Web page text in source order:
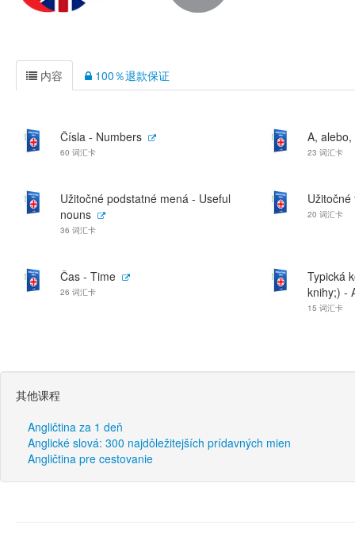
内容 100％退款保证
Čísla - Numbers
60 词汇卡
A,
23 词汇卡
Užitočné podstatné mená - Useful
nouns
36 词汇卡
20 词汇卡
Čas - Time
26 词汇卡
Typická
knihy;) -
15 词汇卡
其他课程
Angličtina za 1 deň
Anglické slová: 300 najdôležitejších prídavných mien
Angličtina pre cestovanie